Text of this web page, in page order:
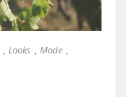
Looks Mode